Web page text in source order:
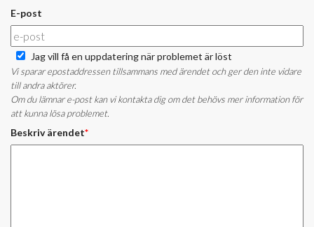
E-post
Jag vill få en uppdatering när problemet är löst
Vi sparar epostaddressen tillsammans med ärendet och ger den inte vidare
till andra aktörer.
Om du lämnar e-post kan vi kontakta dig om det behövs mer information för
att kunna lösa problemet.
Beskriv ärendet*